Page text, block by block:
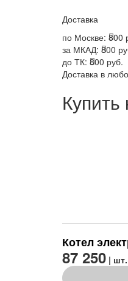
Доставка
по Москве: 800
за МКАД: 800
до ТК: 800 руб.
Доставка в
Котел
87 250 | шт.